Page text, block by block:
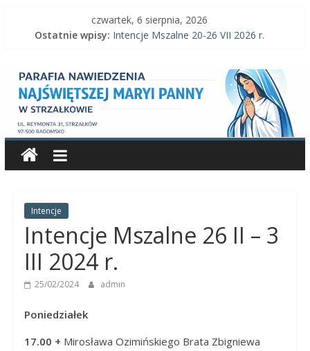
czwartek, 6 sierpnia, 2026
Ostatnie wpisy: Intencje Mszalne 20-26 VII 2026 r.
Intencje Mszalne 27 VII-2 VIII 2026 r.
Ogłoszenia parafialne 26 VII 2026 r.
Parafia
Nawiedzenia
Najświętszej
Panny
Parafia
Nawiedzenia
Najświętszej
Panny
Intencje
Intencje Mszalne 26 II – 3
III 2024 r.
25/02/2024 admin
Poniedziałek
17.00 + Mirosława Ozimińskiego Brata Zbigniewa